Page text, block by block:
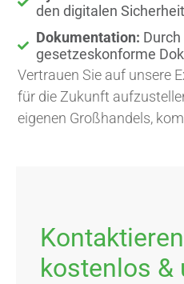
den digitalen
Dokumentation:
gesetzeskonforme
Vertrauen Sie auf unsere
für die Zukunft
eigenen Großhandels,
kostenlos &